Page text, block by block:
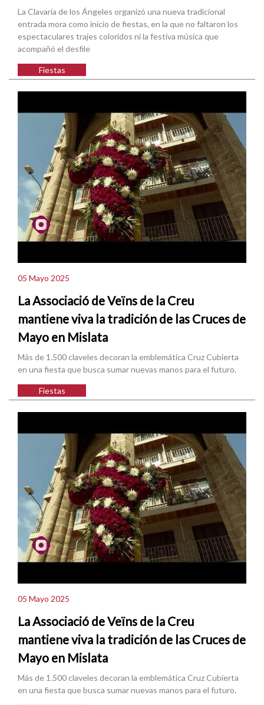
La Clavaría de los Ángeles organizó una nueva tradicional
entrada mora como inicio de fiestas, en la que no faltaron los
espectaculares trajes coloridos ni la festiva música que
acompañó el desfile
Fiestas
05 Mayo 2025
La Associació de Veïns de la Creu
mantiene viva la tradición de las Cruces de
Mayo en Mislata
Más de 1.500 claveles decoran la emblemática Cruz Cubierta
en una fiesta que busca sumar nuevas manos para el futuro.
Fiestas
05 Mayo 2025
La Associació de Veïns de la Creu
mantiene viva la tradición de las Cruces de
Mayo en Mislata
Más de 1.500 claveles decoran la emblemática Cruz Cubierta
en una fiesta que busca sumar nuevas manos para el futuro.